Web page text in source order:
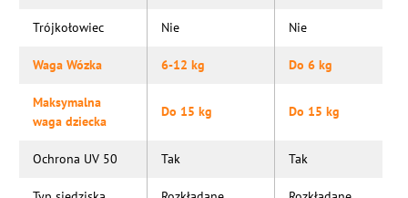
Trójkołowiec Nie Nie
Waga Wózka 6-12 kg Do 6 kg
Maksymalna
waga dziecka
Do 15 kg Do 15 kg
Ochrona UV 50 Tak Tak